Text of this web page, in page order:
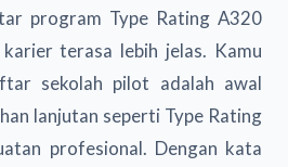
program Type Rating A320
terasa lebih jelas. Kamu
sekolah pilot adalah awal
lanjutan seperti Type Rating
profesional. Dengan kata